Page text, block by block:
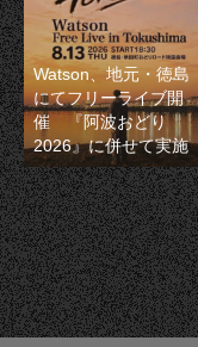
Watson、地元・徳島
にてフリーライブ開
催 『阿波おどり
2026』に併せて実施